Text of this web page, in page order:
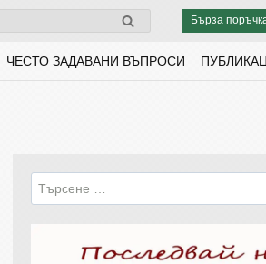
Бърза
ЧЕСТО ЗАДАВАНИ ВЪПРОСИ